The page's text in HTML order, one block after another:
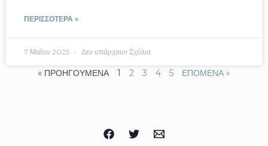
ΠΕΡΙΣΣΟΤΕΡΑ »
7 Μαΐου 2025 Δεν υπάρχουν Σχόλια
« ΠΡΟΗΓΟΥΜΕΝΑ 1 2 3 4 5 ΕΠΟΜΕΝΑ »